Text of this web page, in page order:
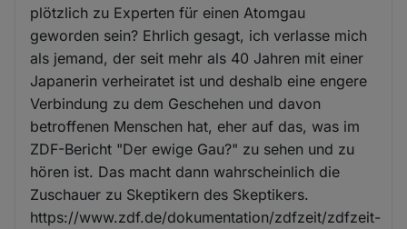
plötzlich zu Experten für einen Atomgau
geworden sein? Ehrlich gesagt, ich verlasse mich
als jemand, der seit mehr als 40 Jahren mit einer
Japanerin verheiratet ist und deshalb eine engere
Verbindung zu dem Geschehen und davon
betroffenen Menschen hat, eher auf das, was im
ZDF-Bericht "Der ewige Gau?" zu sehen und zu
hören ist. Das macht dann wahrscheinlich die
Zuschauer zu Skeptikern des Skeptikers.
https://www.zdf.de/dokumentation/zdfzeit/zdfzeit-